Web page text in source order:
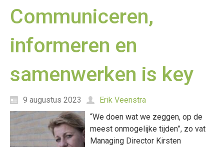
Communiceren,
informeren en
samenwerken is key
9 augustus 2023
Erik Veenstra
“We doen wat we zeggen, op de
meest onmogelijke tijden”, zo vat
Managing Director Kirsten